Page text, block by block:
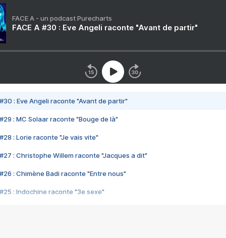
FACE A - un podcast Purecharts
FACE A #30 : Eve Angeli raconte "Avant de partir"
#30 : Eve Angeli raconte "Avant de partir"
#29 : MC Solaar raconte "Bouge de là"
#28 : Lorie raconte "Je vais vite"
#27 : Christophe Willem raconte "Jacques a dit"
#26 : Chimène Badi raconte "Entre nous"
#25 : Indochine raconte "3e sexe"